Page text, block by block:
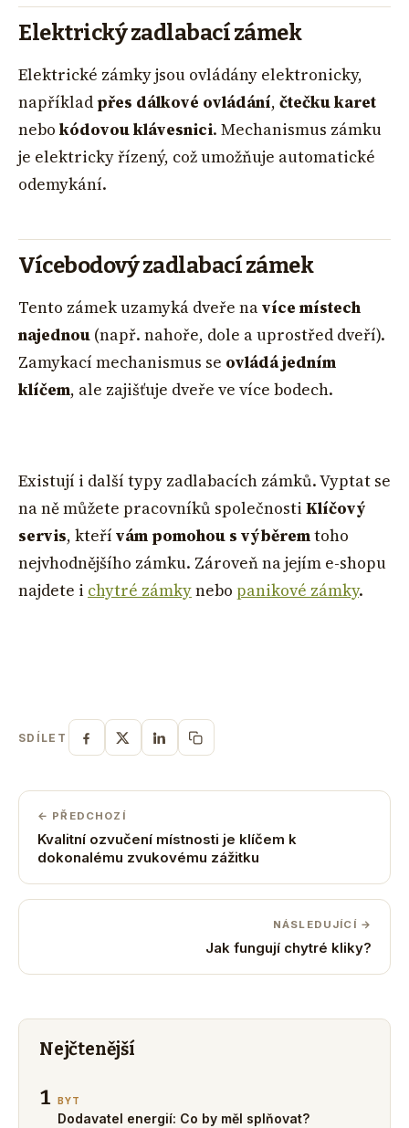
Elektrický zadlabací zámek
Elektrické zámky jsou ovládány elektronicky,
napříkladpřes dálkové ovládání, čtečku karet
nebo kódovou klávesnici. Mechanismus zámku
je elektricky řízený, což umožňuje automatické
odemykání.
Vícebodový zadlabací zámek
Tento zámek uzamyká dveře navíce místech
najednou (např. nahoře, dole a uprostřed dveří).
Zamykací mechanismus se ovládá jedním
klíčem, ale zajišťuje dveře ve více bodech.
Existují i další typy zadlabacích zámků. Vyptat se
na ně můžete pracovníků společnosti Klíčový
servis, kteří vám pomohou s výběremtoho
nejvhodnějšího zámku. Zároveň na jejím e-shopu
najdete i chytré zámkynebo panikové zámky.
SDÍLET
← PŘEDCHOZÍ
Kvalitní ozvučení místnosti je klíčem k
dokonalému zvukovému zážitku
NÁSLEDUJÍCÍ →
Jak fungují chytré kliky?
Nejčtenější
1 BYT
Dodavatel energií: Co by měl splňovat?